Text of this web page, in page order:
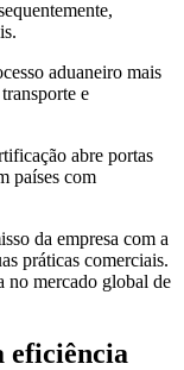
aduaneiro mais
e
abre portas
países com
da empresa com a
práticas comerciais.
no mercado global de
eficiência